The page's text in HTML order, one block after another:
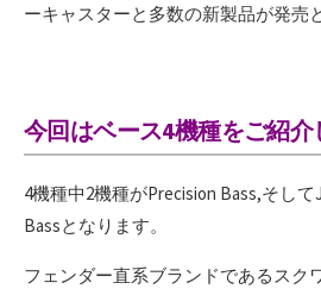
ーキャスターと多数の新製品が発売
今回はベース4機種をご紹介
4機種中2機種がPrecision Bass,そして
Bassとなります。
フェンダー直系ブランドであるスク